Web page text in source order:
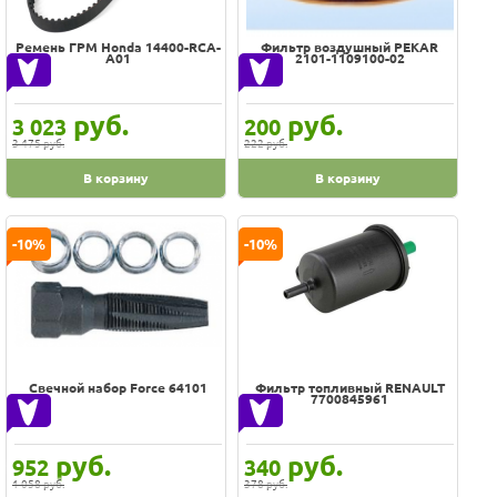
Оплата
Доставка
Услуги
Возврат
обмен
Контакты
Сортировка по
По популярности
Наименованию
Новинкам
Дешевле
Дороже
100% гарантия цены и наличия
Скидки, подарки
Хиты
Цена
-
Ремень ГРМ Honda 14400-RCA-
A01
3 023 руб.
3 475 руб.
В корзину
Фильтр воздушный PEKAR
2101-1109100-02
200 руб.
222 руб.
В корзину
Свечной набор Force 64101
952 руб.
1 058 руб.
-10%
Фильтр топливный RENAULT
7700845961
340 руб.
378 руб.
-10%